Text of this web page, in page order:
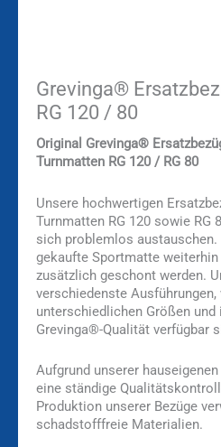
Grevinga®
RG 120 / 80
Original Grevinga®
Turnmatten RG 120 / RG 80
Unsere hochwertigen
Turnmatten RG 120 sowie
sich problemlos
gekaufte Sportmatte
zusätzlich geschont werden.
verschiedenste
unterschiedlichen Größen und
Grevinga®-Qualität verfügbar
Aufgrund unserer
eine ständige
Produktion unserer Bezüge
schadstofffreie Materialien.